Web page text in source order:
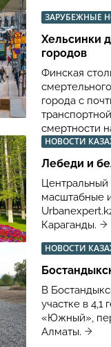
ЗАРУБЕЖНЫЕ
Хельсинки
городов
Финская
города с
смертности
НОВОСТИ
Лебеди и
Центральный
масштабные
Караганды.
НОВОСТИ
В
участке в
«Южный»,
Алматы.